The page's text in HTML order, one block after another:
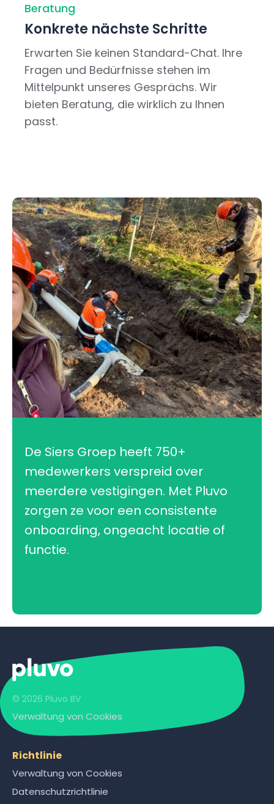
Beratung
Konkrete nächste Schritte
Erwarten Sie keinen Standard-Chat. Ihre
Fragen und Bedürfnisse stehen im
Mittelpunkt unseres Gesprächs. Wir
bieten Beratung, die wirklich zu Ihnen
passt.
De Siers Groep heeft 750+
medewerkers verspreid over
meerdere vestigingen. Met Pluvo
zorgen ze voor een consistente
onboarding, ongeacht locatie of
functie.
© 2026 Pluvo BV
Verwaltung von Cookies
Richtlinie
Verwaltung von Cookies
Datenschutzrichtlinie